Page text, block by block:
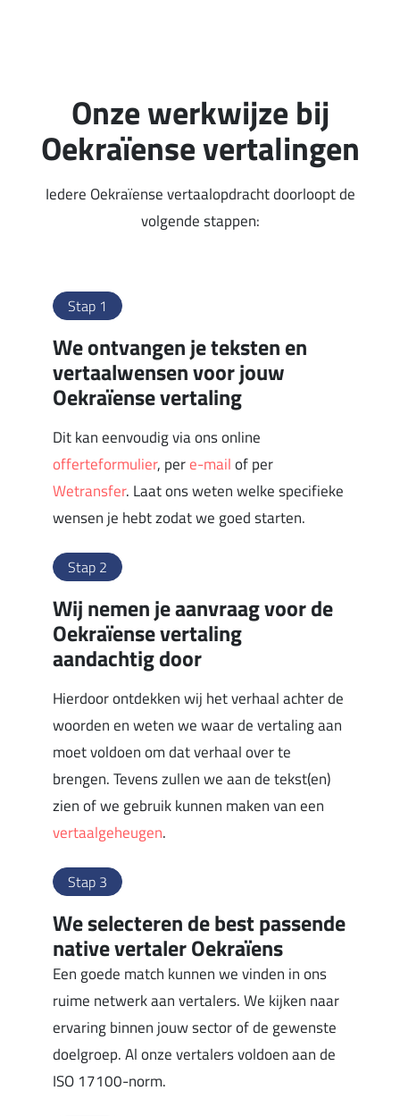
Onze werkwijze bij
Oekraïense vertalingen
Iedere Oekraïense vertaalopdracht doorloopt de
volgende stappen:
Stap 1
We ontvangen je teksten en
vertaalwensen voor jouw
Oekraïense vertaling
Dit kan eenvoudig via ons online
offerteformulier, pere-mailof per
Wetransfer. Laat ons weten welke specifieke
wensen je hebt zodat we goed starten.
Stap 2
Wij nemen je aanvraag voor de
Oekraïense vertaling
aandachtig door
Hierdoor ontdekken wij het verhaal achter de
woorden en weten we waar de vertaling aan
moet voldoen om dat verhaal over te
brengen. Tevens zullen we aan de tekst(en)
zien of we gebruik kunnen maken van een
vertaalgeheugen.
Stap 3
We selecteren de best passende
native vertaler Oekraïens
Een goede match kunnen we vinden in ons
ruime netwerk aan vertalers. We kijken naar
ervaring binnen jouw sector of de gewenste
doelgroep. Al onze vertalers voldoen aan de
ISO 17100-norm.